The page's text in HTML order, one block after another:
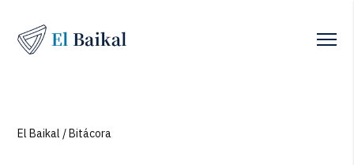
El Baikal /Bitácora